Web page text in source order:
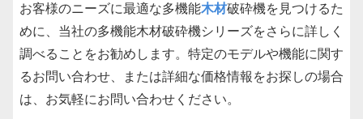
お客様のニーズに最適な多機能木材破砕機を見つけるた
めに、当社の多機能木材破砕機シリーズをさらに詳しく
調べることをお勧めします。特定のモデルや機能に関す
るお問い合わせ、または詳細な価格情報をお探しの場合
は、お気軽にお問い合わせください。